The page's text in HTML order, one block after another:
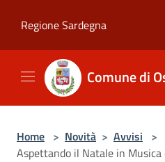
Regione Sardegna
Comune di
Home > Novità > Avvisi >
Aspettando il Natale in Musica